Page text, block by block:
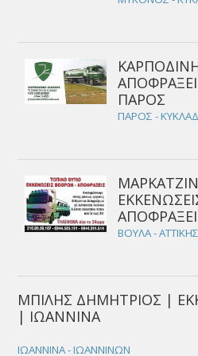
ΠΑΡΟΣ
ΠΑΡΟΣ -
ΒΟΥΛΑ - ΑΤΤΙΚΗΣ
ΜΠΙΛΗΣ ΔΗΜΗΤΡΙΟΣ |
| ΙΩΑΝΝΙΝΑ
ΙΩΑΝΝΙΝΑ - ΙΩΑΝΝΙΝΩΝ